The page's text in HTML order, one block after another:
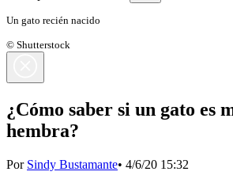
Un gato recién nacido
© Shutterstock
¿Cómo saber si un gato es
hembra?
Por Sindy Bustamante• 4/6/20 15:32